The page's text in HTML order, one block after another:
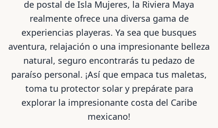
de postal de Isla Mujeres, la Riviera Maya
realmente ofrece una diversa gama de
experiencias playeras. Ya sea que busques
aventura, relajación o una impresionante belleza
natural, seguro encontrarás tu pedazo de
paraíso personal. ¡Así que empaca tus maletas,
toma tu protector solar y prepárate para
explorar la impresionante costa del Caribe
mexicano!